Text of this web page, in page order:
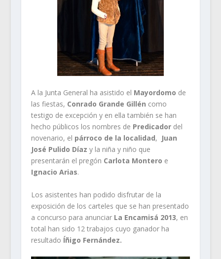
A la Junta General ha asistido el Mayordomo de
las fiestas, Conrado Grande Gillén como
testigo de excepción y en ella también se han
hecho públicos los nombres de Predicadordel
novenario, el párroco de la localidad, Juan
José Pulido Díaz y la niña y niño que
presentarán el pregón Carlota Montero e
Ignacio Arias.
Los asistentes han podido disfrutar de la
exposición de los carteles que se han presentado
a concurso para anunciar La Encamisá 2013, en
total han sido 12 trabajos cuyo ganador ha
resultado Íñigo Fernández.